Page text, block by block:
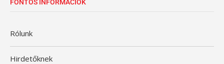
FONTOS INFORMÁCIÓK
Rólunk
Hirdetőknek